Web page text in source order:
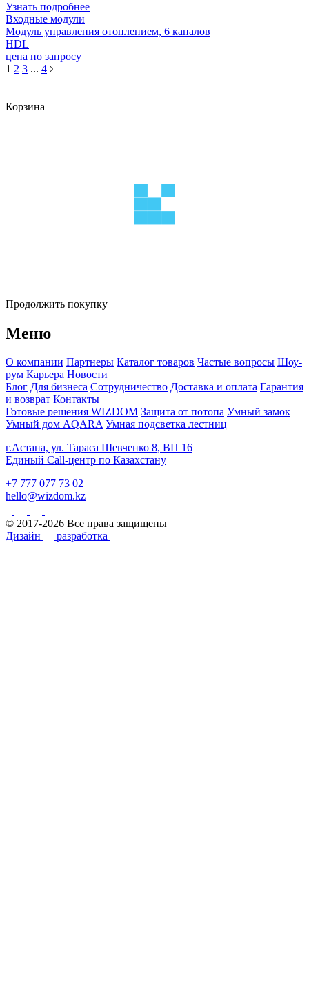
Узнать подробнее
Входные модули
Модуль управления отоплением, 6 каналов
HDL
цена по запросу
1 2 3 ... 4
Корзина
Продолжить покупку
Меню
О компании Партнеры Каталог товаров Частые вопросы Шоу-
рум Карьера Новости
Блог Для бизнеса Сотрудничество Доставка и оплата Гарантия
и возврат Контакты
Готовые решения WIZDOM Защита от потопа Умный замок
Умный дом AQARA Умная подсветка лестниц
г.Астана, ул. Тараса Шевченко 8, ВП 16
Единый Call-центр по Казахстану
+7 777 077 73 02
hello@wizdom.kz
© 2017-2026 Все права защищены
Дизайн
разработка